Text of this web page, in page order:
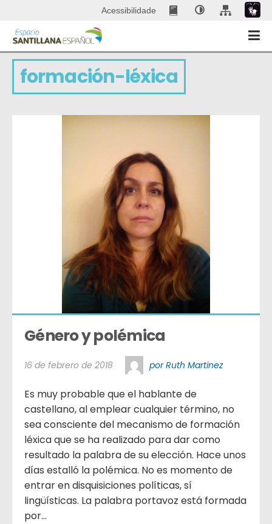
Acessibilidade
formación-léxica
Género y polémica
16 de febrero de 2018 por Ruth Martinez
Es muy probable que el hablante de
castellano, al emplear cualquier término, no
sea consciente del mecanismo de formación
léxica que se ha realizado para dar como
resultado la palabra de su elección. Hace unos
días estalló la polémica. No es momento de
entrar en disquisiciones políticas, sí
lingüísticas. La palabra portavoz está formada
por...